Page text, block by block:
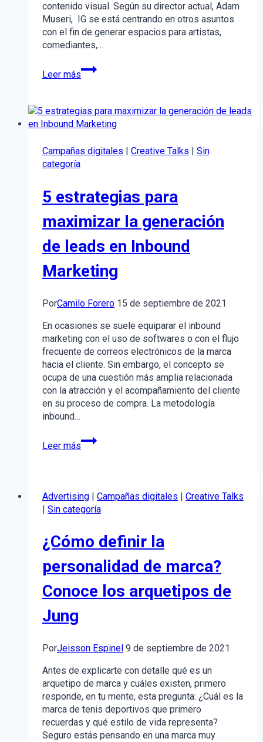
contenido visual. Según su director actual, Adam
Museri, IG se está centrando en otros asuntos
con el fin de generar espacios para artistas,
comediantes,…
Leer más
Funciones
de
que
debes
incluir
tu
Campañas digitales Creative Talks
Sin
categoría
5 estrategias para
maximizar la generación
de leads en Inbound
Marketing
PorCamilo Forero 15 de septiembre de 2021
En ocasiones se suele equiparar el inbound
marketing con el uso de softwares o con el flujo
frecuente de correos electrónicos de la marca
hacia el cliente. Sin embargo, el concepto se
ocupa de una cuestión más amplia relacionada
con la atracción y el acompañamiento del cliente
en su proceso de compra. La metodología
inbound…
Leer más
5
estrategias
generación
de
en
Marketing
Advertising | Campañas digitales | Creative Talks
| Sin categoría
¿Cómo definir la
personalidad de marca?
Conoce los arquetipos de
Jung
PorJeisson Espinel 9 de septiembre de 2021
Antes de explicarte con detalle qué es un
arquetipo de marca y cuáles existen, primero
responde, en tu mente, esta pregunta: ¿Cuál es la
marca de tenis deportivos que primero
recuerdas y qué estilo de vida representa?
Seguro estás pensando en una marca muy